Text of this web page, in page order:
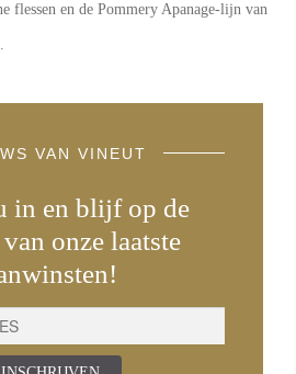
flessen en de Pommery Apanage-lijn van
VAN VINEUT
in en blijf op de
onze laatste